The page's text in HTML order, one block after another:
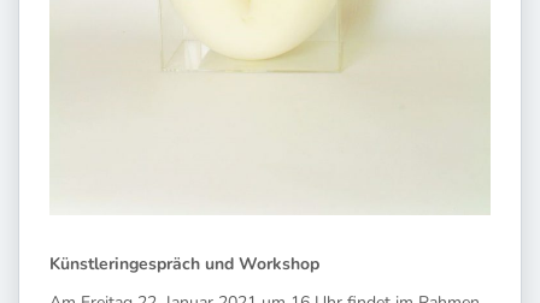
Künstleringespräch und Workshop